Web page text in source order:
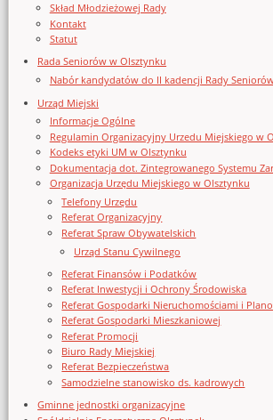
Skład Młodzieżowej Rady
Kontakt
Statut
Rada Seniorów w Olsztynku
Nabór kandydatów do II kadencji Rady
Urząd Miejski
Informacje Ogólne
Regulamin Organizacyjny Urzedu Miejskiego w
Kodeks etyki UM w Olsztynku
Dokumentacja dot. Zintegrowanego Systemu
Organizacja Urzędu Miejskiego w Olsztynku
Telefony Urzędu
Referat Organizacyjny
Referat Spraw Obywatelskich
Urząd Stanu Cywilnego
Referat Finansów i Podatków
Referat Inwestycji i Ochrony Środowiska
Referat Gospodarki Nieruchomościami i
Referat Gospodarki Mieszkaniowej
Referat Promocji
Biuro Rady Miejskiej
Referat Bezpieczeństwa
Samodzielne stanowisko ds. kadrowych
Gminne jednostki organizacyjne